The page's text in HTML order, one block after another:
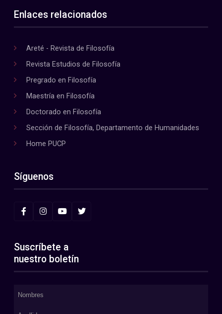
Enlaces relacionados
Areté - Revista de Filosofía
Revista Estudios de Filosofía
Pregrado en Filosofía
Maestría en Filosofía
Doctorado en Filosofía
Sección de Filosofía, Departamento de Humanidades
Home PUCP
Síguenos
Suscríbete a
nuestro boletín